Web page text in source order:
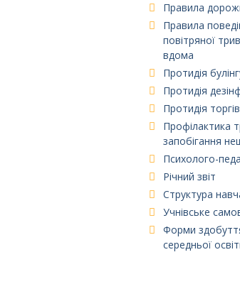
Правила
Правила
повітряної
вдома
Протидія
Протидія
Протидія
Профілактика
запобігання
Психолого-
Річний звіт
Структура
Учнівське
Форми
середньої